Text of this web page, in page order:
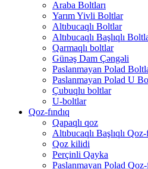
Araba Boltları
Yarım Yivli Boltlar
Altıbucaqlı Boltlar
Altıbucaqlı Başlıqlı
Qarmaqlı boltlar
Günəş Dam Çəngəli
Paslanmayan Polad
Paslanmayan Polad U
Çubuqlu boltlar
U-boltlar
Qoz-fındıq
Qapaqlı qoz
Altıbucaqlı Başlıqlı Qoz-
Qoz kilidi
Perçinli Qayka
Paslanmayan Polad Qoz-